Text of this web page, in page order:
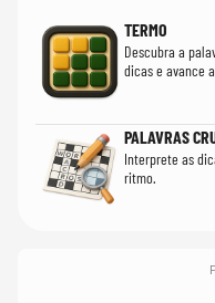
TERMO
Descubra a
dicas e avance
PALAVRAS
Interprete as
ritmo.